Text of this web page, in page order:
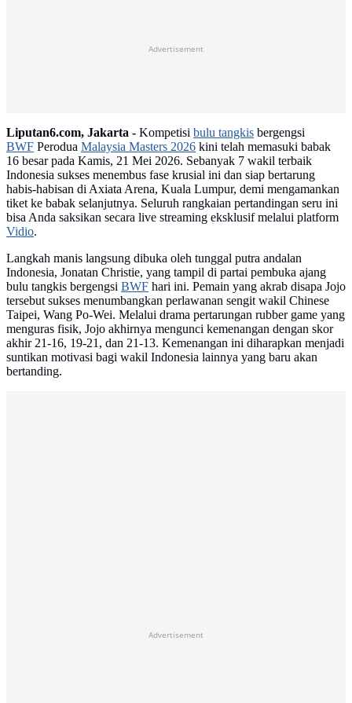
Advertisement
Liputan6.com, Jakarta - Kompetisi bulu tangkis bergengsi
BWF Perodua Malaysia Masters 2026 kini telah memasuki babak
16 besar pada Kamis, 21 Mei 2026. Sebanyak 7 wakil terbaik
Indonesia sukses menembus fase krusial ini dan siap bertarung
habis-habisan di Axiata Arena, Kuala Lumpur, demi mengamankan
tiket ke babak selanjutnya. Seluruh rangkaian pertandingan seru ini
bisa Anda saksikan secara live streaming eksklusif melalui platform
Vidio.
Langkah manis langsung dibuka oleh tunggal putra andalan
Indonesia, Jonatan Christie, yang tampil di partai pembuka ajang
bulu tangkis bergengsi BWF hari ini. Pemain yang akrab disapa Jojo
tersebut sukses menumbangkan perlawanan sengit wakil Chinese
Taipei, Wang Po-Wei. Melalui drama pertarungan rubber game yang
menguras fisik, Jojo akhirnya mengunci kemenangan dengan skor
akhir 21-16, 19-21, dan 21-13. Kemenangan ini diharapkan menjadi
suntikan motivasi bagi wakil Indonesia lainnya yang baru akan
bertanding.
Advertisement